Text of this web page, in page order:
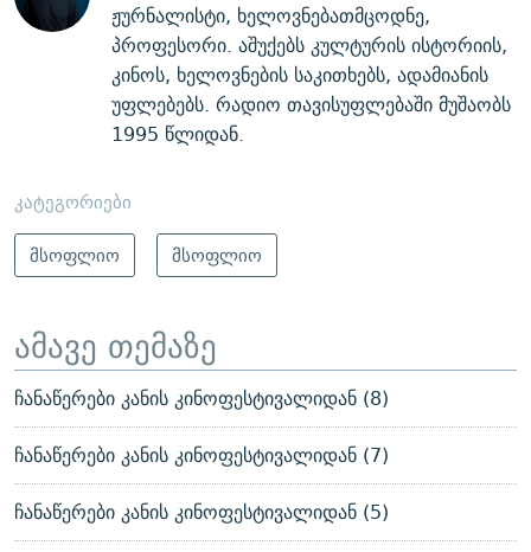
ჟურნალისტი, ხელოვნებათმცოდნე,
პროფესორი. აშუქებს კულტურის ისტორიის,
კინოს, ხელოვნების საკითხებს, ადამიანის
უფლებებს. რადიო თავისუფლებაში მუშაობს
1995 წლიდან.
კატეგორიები
მსოფლიო
მსოფლიო
ამავე თემაზე
ჩანაწერები კანის კინოფესტივალიდან (8)
ჩანაწერები კანის კინოფესტივალიდან (7)
ჩანაწერები კანის კინოფესტივალიდან (5)